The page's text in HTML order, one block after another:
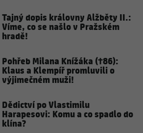
Tajný dopis královny Alžběty II.:
Víme, co se našlo v Pražském
hradě!
Pohřeb Milana Knížáka (†86):
Klaus a Klempíř promluvili o
výjimečném muži!
Dědictví po Vlastimilu
Harapesovi: Komu a co spadlo do
klína?